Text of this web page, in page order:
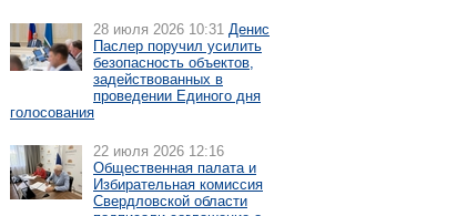
28 июля 2026 10:31 Денис
Паслер поручил усилить
безопасность объектов,
задействованных в
проведении Единого дня
голосования
22 июля 2026 12:16
Общественная палата и
Избирательная комиссия
Свердловской области